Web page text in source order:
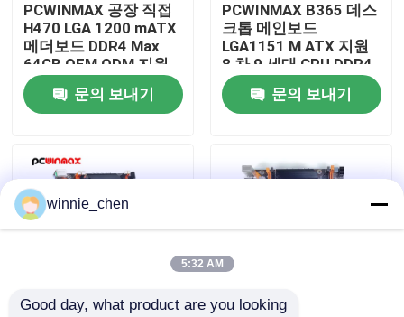
공장 여행
품질 관리
인용문을 요구하세요
마이닝 그래픽 카드
PCWINMAX 공장 직접
H470 LGA 1200 mATX
메더보드 DDR4 Max
64GB OEM ODM 지원
10 11 세 대 CPU 도매
문의 보내기
PCWINMAX B365 데스
크톱 메인보드
LGA1151 M ATX 지원
8 차 9 세대 CPU DDR4
최대 64GB M.2 USB
3.0 메인보드 OEM 도매
문의 보내기
winnie_chen
5:32 AM
Good day, what product are you looking